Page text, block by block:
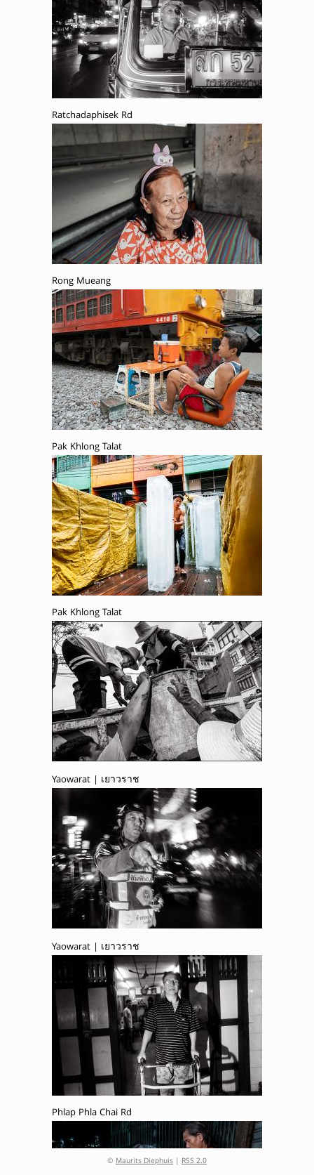
Ratchadaphisek Rd
Rong Mueang
Pak Khlong Talat
Pak Khlong Talat
Yaowarat | เยาวราช
Yaowarat | เยาวราช
Phlap Phla Chai Rd
© Maurits Diephuis | RSS 2.0